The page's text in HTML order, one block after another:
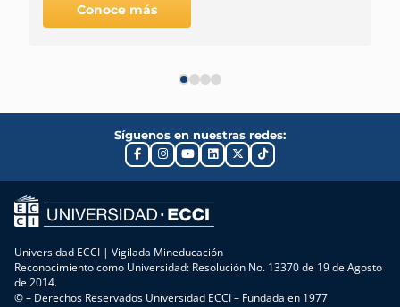
Conoce más
Síguenos en nuestras redes:
Universidad ECCI | Vigilada Mineducación
Reconocimiento como Universidad: Resolución No. 13370 de 19 de Agosto
de 2014.
© – Derechos Reservados Universidad ECCI – Fundada en 1977